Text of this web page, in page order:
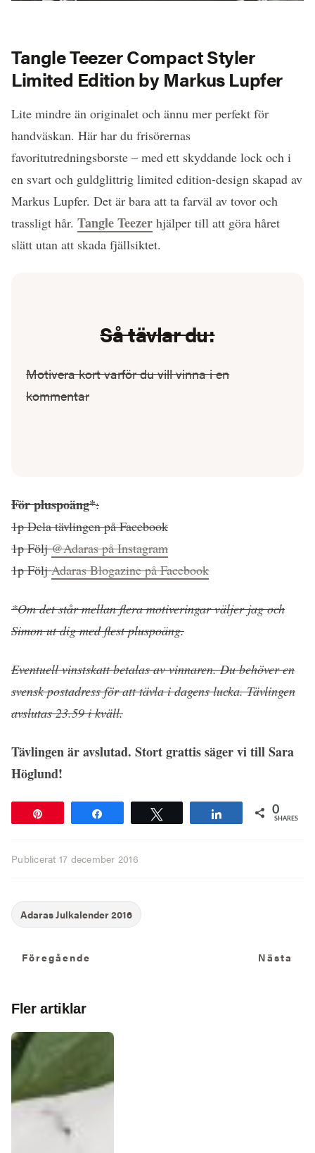
Tangle Teezer Compact Styler
Limited Edition by Markus Lupfer
Lite mindre än originalet och ännu mer perfekt för
handväskan. Här har du frisörernas
favoritutredningsborste – med ett skyddande lock och i
en svart och guldglittrig limited edition-design skapad av
Markus Lupfer. Det är bara att ta farväl av tovor och
trassligt hår. Tangle Teezer hjälper till att göra håret
slätt utan att skada fjällsiktet.
Så tävlar du:
Motivera kort varför du vill vinna i en
kommentar
För pluspoäng*:
1p Dela tävlingen på Facebook
1p Följ@Adaras på Instagram
1p FöljAdaras Blogazine på Facebook
*Om det står mellan flera motiveringar väljer jag och
Simon ut dig med flest pluspoäng.
Eventuell vinstskatt betalas av vinnaren. Du behöver en
svensk postadress för att tävla i dagens lucka. Tävlingen
avslutas 23.59 i kväll.
Tävlingen är avslutad. Stort grattis säger vi till Sara
Höglund!
Share 0
SHARES
Publicerat 17 december 2016
Föregående
Föregående Nästa
Fler artiklar